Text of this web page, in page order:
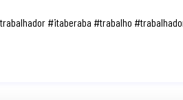
#itaberaba #trabalho